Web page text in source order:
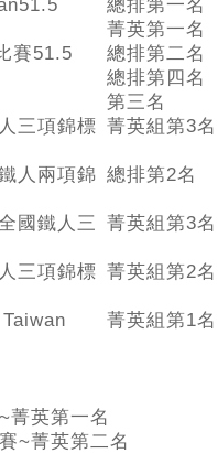
總排第一名
菁英第一名
賽51.5
總排第二名
總排第四名
第三名
三項錦標 菁英組第3名
人兩項錦 總排第2名
國鐵人三 菁英組第3名
三項錦標 菁英組第2名
菁英組第1名
菁英第一名
~菁英第二名